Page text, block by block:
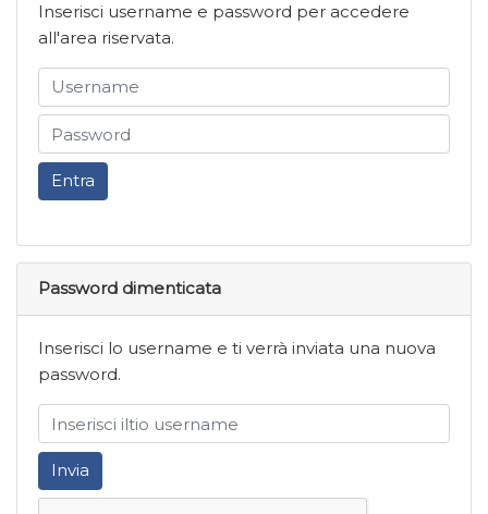
Inserisci username e password per accedere
all'area riservata.
Entra
Password dimenticata
Inserisci lo username e ti verrà inviata una nuova
password.
Invia